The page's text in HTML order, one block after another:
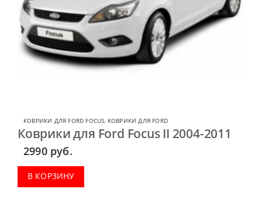
КОВРИКИ ДЛЯ FORD FOCUS, КОВРИКИ ДЛЯ FORD
Коврики для Ford Focus II 2004-2011
2990 руб.
В КОРЗИНУ